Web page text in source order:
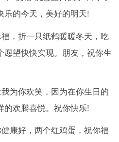
乐的今天，美好的明天!
，折一只纸鹤暖暖冬天，吃
愿望快快实现。朋友，祝你生
为你欢笑，因为在你生日的
的欢腾喜悦。祝你快乐!
康好，两个红鸡蛋，祝你福